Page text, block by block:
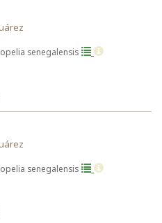
senegalensis
senegalensis